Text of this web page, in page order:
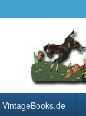
VintageBooks.de